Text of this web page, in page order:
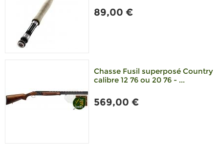
89,00 €
Chasse Fusil superposé Country
calibre 12 76 ou 20 76 - ...
569,00 €